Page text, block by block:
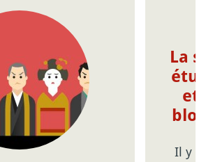
La
et
Il y a